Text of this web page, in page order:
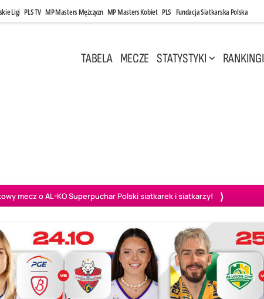
Ligi PLS TV MP Masters Mężczyzn MP Masters Kobiet PLS Fundacja Siatkarska Polska
TABELA MECZE STATYSTYKI RANKINGI
mecz o AL-KO Superpuchar Polski siatkarek i siatkarzy!